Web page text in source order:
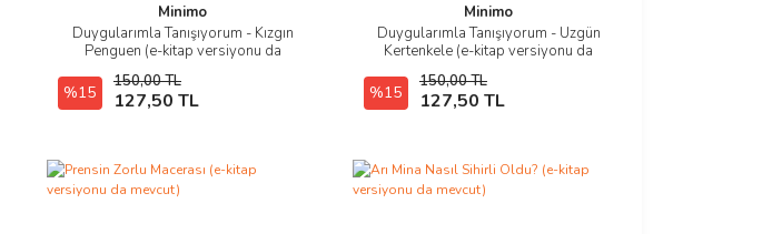
Minimo
Duygularımla Tanışıyorum - Kızgın
Penguen (e-kitap versiyonu da
%15
150,00 TL
127,50 TL
İncele
E-Kitap SATIN AL
Minimo
Duygularımla Tanışıyorum - Üzgün
Kertenkele (e-kitap versiyonu da
%15
150,00 TL
127,50 TL
İncele
E-Kitap SATIN AL